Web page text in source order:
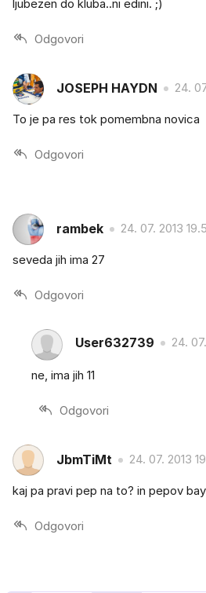
ljubezen do kluba..ni edini. ;)
Odgovori
JOSEPH HAYDN 24.
To je pa res tok pomembna novica
Odgovori
rambek 24. 07. 2013
seveda jih ima 27
Odgovori
User632739 24.
ne, ima jih 11
Odgovori
JbmTiMt 24. 07. 2013
kaj pa pravi pep na to? in pepov
Odgovori